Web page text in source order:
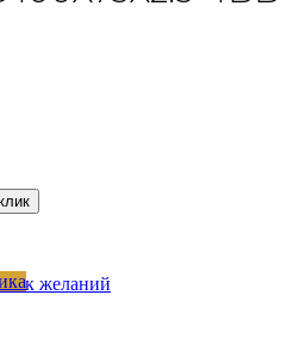
желаний